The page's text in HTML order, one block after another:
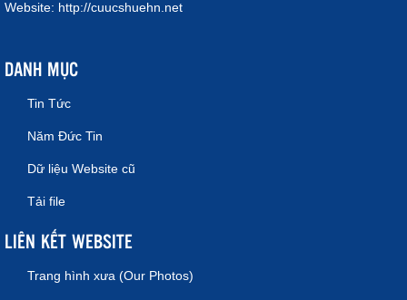
Website: http://cuucshuehn.net
DANH MỤC
Tin Tức
Năm Đức Tin
Dữ liệu Website cũ
Tải file
LIÊN KẾT WEBSITE
Trang hình xưa (Our Photos)